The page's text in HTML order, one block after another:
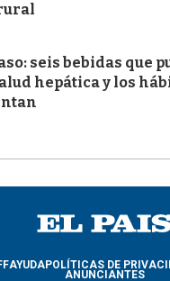
seis bebidas que
hepática y los
AYUDAPOLÍTICAS DE
ANUNCIANTES